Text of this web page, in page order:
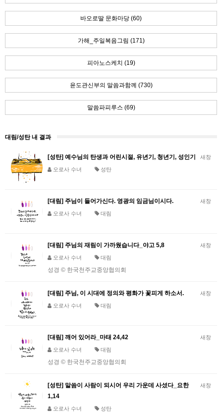
바오로딸 문화마당 (60)
가해_주일복음그림 (171)
피아노스케치 (19)
윤도관신부의 말씀과함께 (730)
말씀파피루스 (69)
대림/성탄 내 결과
새창
[성탄] 예수님의 탄생과 어린시절, 유년기, 청년기, 성인기
오로사 수녀 성탄
새창
[대림] 주님이 들어가신다. 영광의 임금님이시다.
오로사 수녀 대림
새창
[대림] 주님의 재림이 가까웠습니다_야고 5,8
오로사 수녀 대림
성경 © 한국천주교중앙협의회
새창
[대림] 주님, 이 시대에 정의와 평화가 꽃피게 하소서.
오로사 수녀 대림
새창
[대림] 깨어 있어라_마태 24,42
오로사 수녀 대림
성경 © 한국천주교중앙협의회
새창
[성탄] 말씀이 사람이 되시어 우리 가운데 사셨다_요한
1,14
오로사 수녀 성탄